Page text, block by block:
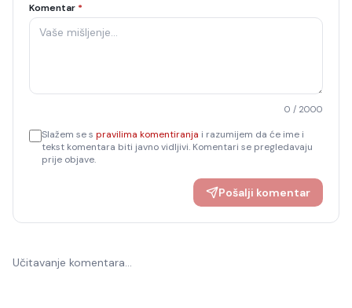
Komentar *
0 / 2000
Slažem se s pravilima komentiranja i razumijem da će ime i
tekst komentara biti javno vidljivi. Komentari se pregledavaju
prije objave.
Pošalji komentar
Učitavanje komentara…